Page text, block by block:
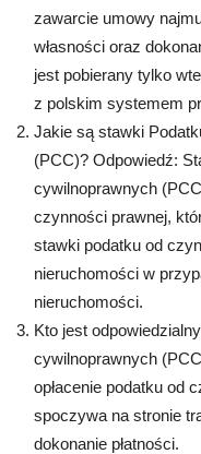
zawarcie umowy
własności oraz
jest pobierany tylko
z polskim systemem
Jakie są stawki
(PCC)? Odpowiedź:
cywilnoprawnych
czynności prawnej,
stawki podatku od
nieruchomości w
nieruchomości.
Kto jest
cywilnoprawnych
opłacenie podatku od
spoczywa na stronie
dokonanie płatności.